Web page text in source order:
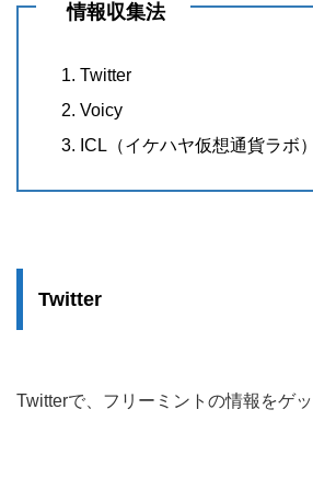
情報収集法
Twitter
Voicy
ICL（イケハヤ仮想通貨ラボ）
Twitter
Twitterで、フリーミントの情報をゲッ